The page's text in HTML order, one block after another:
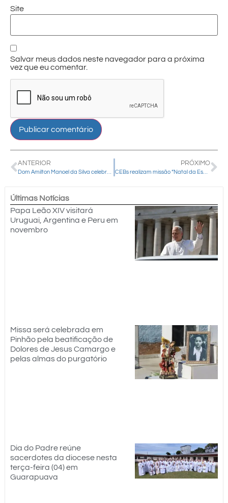
Site
Salvar meus dados neste navegador para a próxima
vez que eu comentar.
ANTERIOR PRÓXIMO
CEBs realizam missão “Natal da Esperança” em Rio Bonito do Iguaçu neste final de semana
Últimas Notícias
Papa Leão XIV visitará
Uruguai, Argentina e Peru em
novembro
Missa será celebrada em
Pinhão pela beatificação de
Dolores de Jesus Camargo e
pelas almas do purgatório
Dia do Padre reúne
sacerdotes da diocese nesta
terça-feira (04) em
Guarapuava